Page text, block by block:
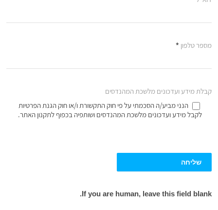
מספר טלפון *
קבלת מידע ועדכונים מלשכת המהנדסים
הנני מביע/ה הסכמתי על פי חוק התקשורת ו/או חוק הגנת הפרטיות
לקבל מידע ועדכונים מלשכת המהנדסים ושותפיה בכפוף לתקנון האתר.
שליחה
If you are human, leave this field blank.